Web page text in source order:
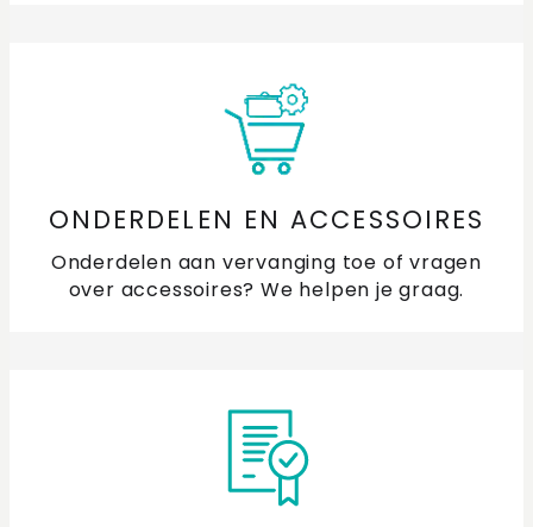
ONDERDELEN EN ACCESSOIRES
Onderdelen aan vervanging toe of vragen
over accessoires? We helpen je graag.